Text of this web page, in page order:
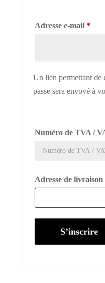
Adresse e-mail *
Un lien permettant de
passe sera envoyé à
Numéro de TVA /
Adresse de
S’inscrire